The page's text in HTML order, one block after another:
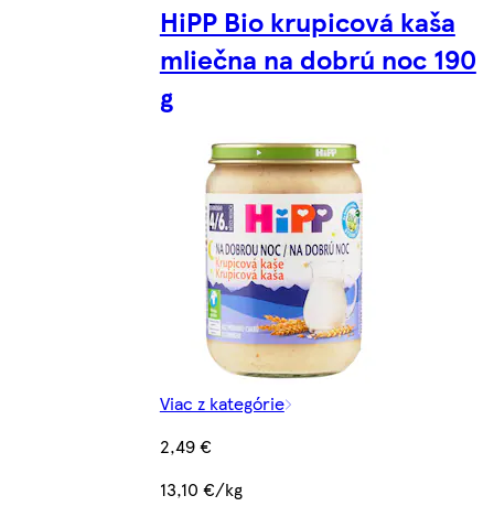
HiPP Bio krupicová kaša
mliečna na dobrú noc 190
g
Viac z kategórie
2,49 €
13,10 €/kg